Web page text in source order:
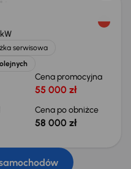
serwisowa
Cena promocyjna
55 000 zł
Cena po obniżce
58 000 zł